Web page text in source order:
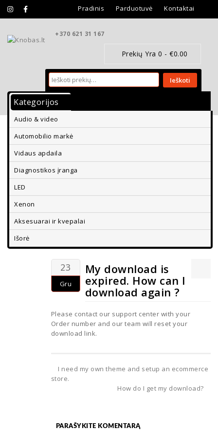
Pradinis Parduotuvė Kontaktai
+370 621 31 167
Prekių Yra 0 - €0.00
Ieškoti
Kategorijos
Audio & video
Automobilio markė
Vidaus apdaila
Diagnostikos įranga
LED
Xenon
Aksesuarai ir kvepalai
Išorė
Vidaus Apdaila
Aksesuarai Ir Kvepalai Diagnostikos Įranga
Parkavimo Davikliai Ir Vaizdo Kameros
23
Gru
My download is
expired. How can I
download again ?
Please contact our support center with your
Order number and our team will reset your
download link.
I need my own theme and setup an ecommerce
store.
How do I get my download?
PARAŠYKITE KOMENTARĄ